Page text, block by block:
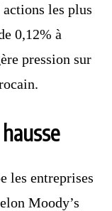
les plus
0,12% à
pression sur
les entreprises
Moody’s